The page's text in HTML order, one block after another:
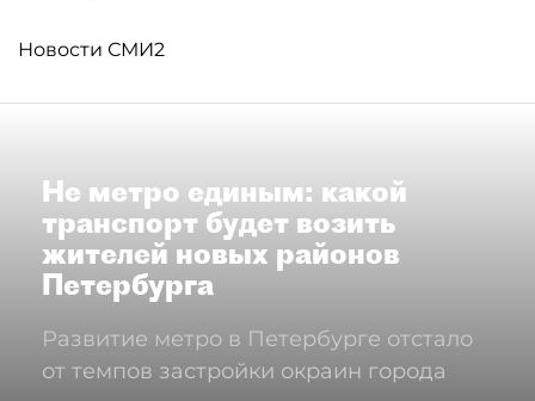
Новости СМИ2
Не метро единым: какой
транспорт будет возить
жителей новых районов
Петербурга
Развитие метро в Петербурге отстало
от темпов застройки окраин города